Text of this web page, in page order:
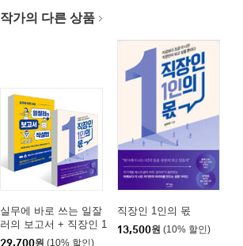
작가의 다른 상품
실무에 바로 쓰는 일잘
러의 보고서 + 직장인 1
인의 몫 세트
29,700원 (10% 할인)
직장인 1인의 몫
13,500원 (10% 할인)